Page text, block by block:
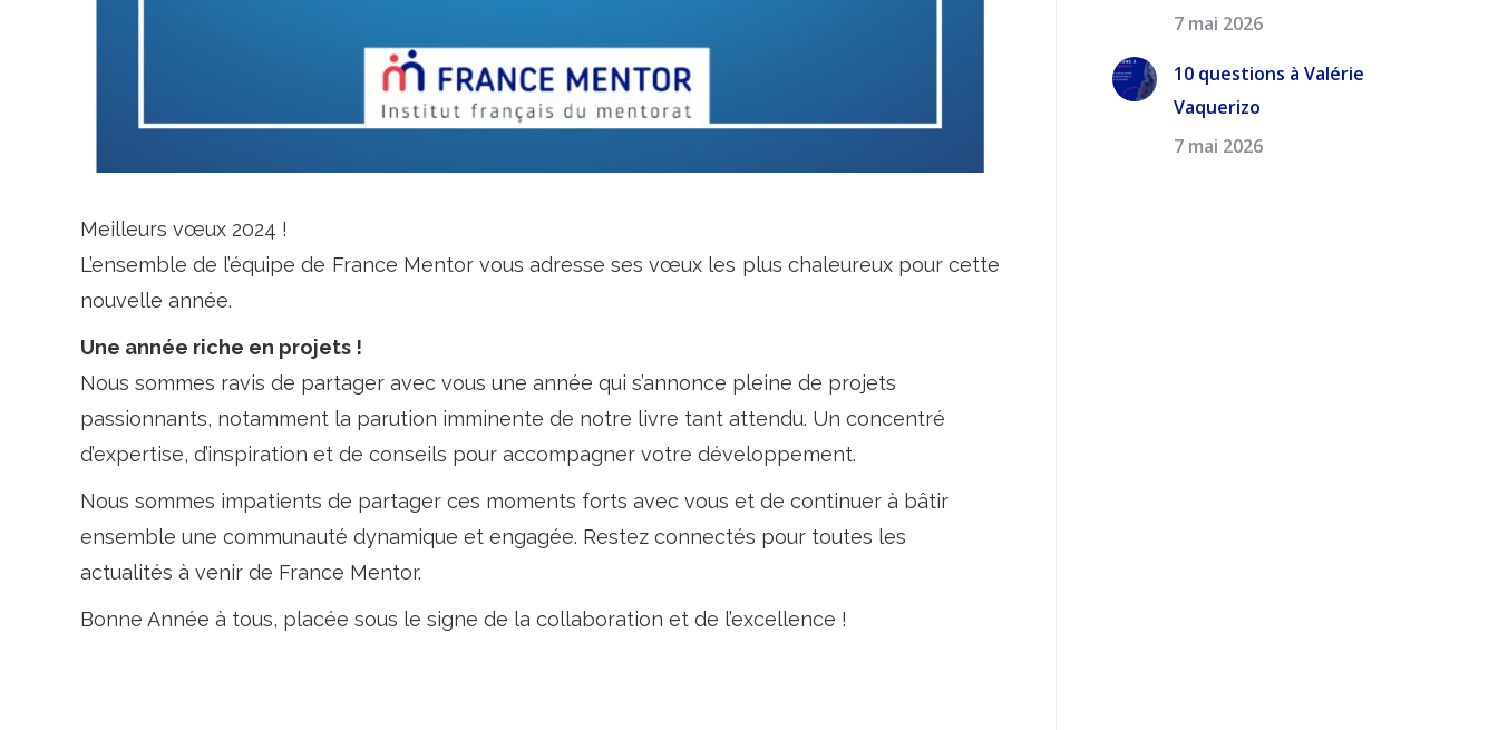
Meilleurs vœux 2024 !
L’ensemble de l’équipe de France Mentor vous adresse ses vœux les plus chaleureux pour cette
nouvelle année.
Une année riche en projets !
Nous sommes ravis de partager avec vous une année qui s’annonce pleine de projets
passionnants, notamment la parution imminente de notre livre tant attendu. Un concentré
d’expertise, d’inspiration et de conseils pour accompagner votre développement.
Nous sommes impatients de partager ces moments forts avec vous et de continuer à bâtir
ensemble une communauté dynamique et engagée. Restez connectés pour toutes les
actualités à venir de France Mentor.
Bonne Année à tous, placée sous le signe de la collaboration et de l’excellence !
7 mai 2026
10 questions à Valérie
Vaquerizo
7 mai 2026